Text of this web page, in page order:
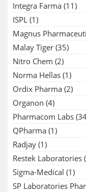
Integra Farma (11)
ISPL (1)
Magnus
Malay Tiger (35)
Nitro Chem (2)
Norma Hellas (1)
Ordix Pharma (2)
Organon (4)
Pharmacom Labs
QPharma (1)
Radjay (1)
Restek Laboratories
Sigma-Medical (1)
SP Laboratories